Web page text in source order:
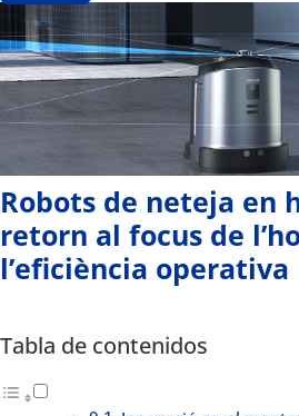
Robots de neteja en
retorn al focus de
l’eficiència operativa
Tabla de contenidos